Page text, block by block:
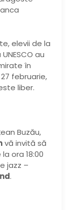
elevii de la
au
în
februarie,
liber.
Buzău,
vă invită să
la ora 18:00
jazz –
.